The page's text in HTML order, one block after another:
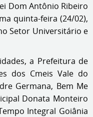
Dom Antônio Ribeiro
quinta-feira (24/02),
Setor Universitário e
a Prefeitura de
dos Cmeis Vale do
Germana, Bem Me
Donata Monteiro
Integral Goiânia